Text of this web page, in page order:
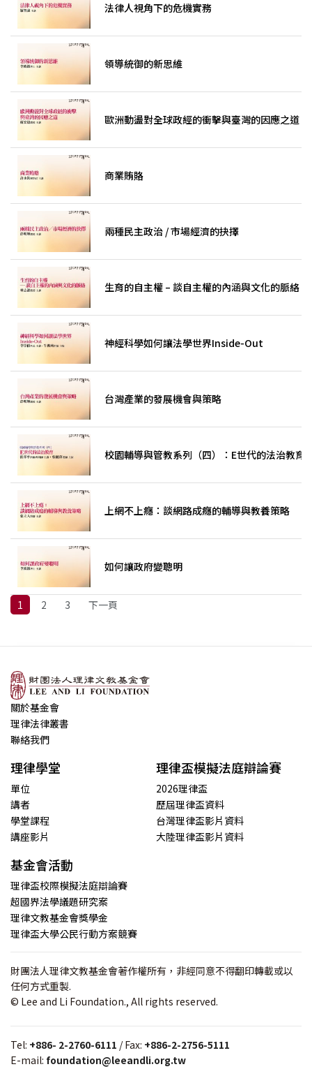
法律人視角下的危機實務
領導統御的新思維
歐洲動盪對全球政經的衝擊與臺灣的因應之道
商業賄賂
兩種民主政治 / 市場經濟的抉擇
生育的自主權 – 談自主權的內涵與文化的脈絡
神經科學如何讓法學世界Inside-Out
台灣產業的發展機會與策略
校園輔導與管教系列（四）：E世代的法治教育
上網不上癮：談網路成癮的輔導與教養策略
如何讓政府變聰明
1 2 3 下一頁
關於基金會
理律法律叢書
聯絡我們
理律學堂
單位
講者
學堂課程
講座影片
理律盃模擬法庭辯論賽
2026理律盃
歷屆理律盃資料
台灣理律盃影片資料
大陸理律盃影片資料
基金會活動
理律盃校際模擬法庭辯論賽
超國界法學議題研究案
理律文教基金會獎學金
理律盃大學公民行動方案競賽
財團法人理律文教基金會著作權所有，非經同意不得翻印轉載或以
任何方式重製.
© Lee and Li Foundation., All rights reserved.
Tel: +886- 2-2760-6111 / Fax: +886-2-2756-5111
E-mail: foundation@leeandli.org.tw